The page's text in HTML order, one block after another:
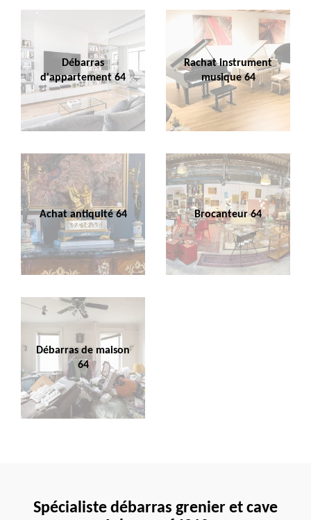
Débarras
d'appartement 64
Rachat instrument
musique 64
Achat antiquité 64 Brocanteur 64
Débarras de maison
64
Spécialiste débarras grenier et cave